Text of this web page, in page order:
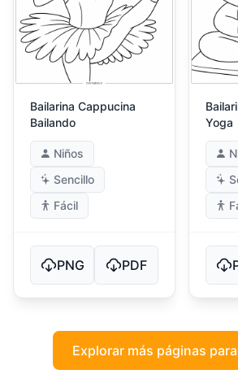
Bailarina Cappucina
Bailando
Niños
Sencillo
Fácil
PNG PDF
Yoga
Explorar más páginas